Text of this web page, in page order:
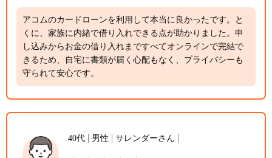
アコムのカードローンを利用して本当に良かったです。と
くに、家族に内緒で借り入れできる点が助かりました。申
し込みからお金の借り入れまですべてオンラインで完結で
きるため、自宅に書類が届く心配もなく、プライバシーも
守られて安心です。
40代 男性 サレンダーさん